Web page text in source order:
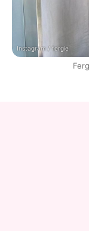
Instagram / fergie